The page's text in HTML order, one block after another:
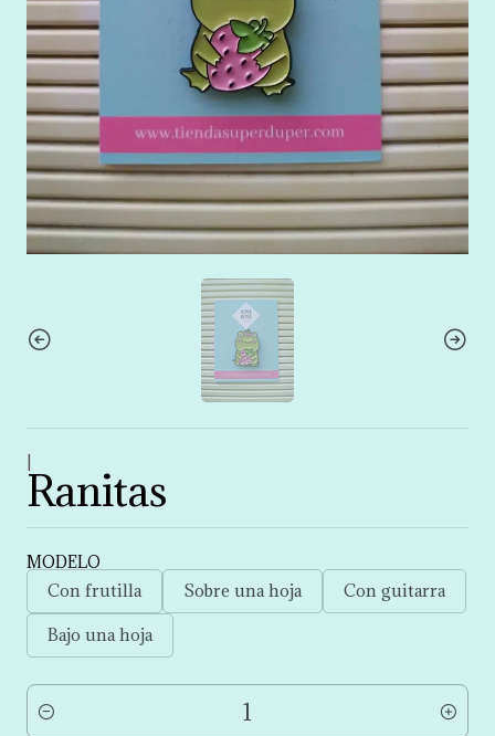
Ranitas
MODELO
Con frutilla
Sobre una hoja Con guitarra
Bajo una hoja
Cantidad